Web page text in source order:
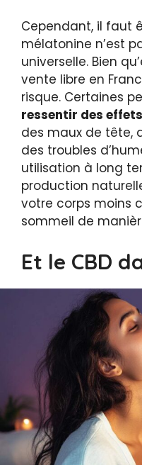
Cependant, il faut
mélatonine n’est
universelle. Bien
vente libre en
risque. Certaines
ressentir des
des maux de tête,
des troubles
utilisation à long
production
votre corps moins
sommeil de
Et le CBD